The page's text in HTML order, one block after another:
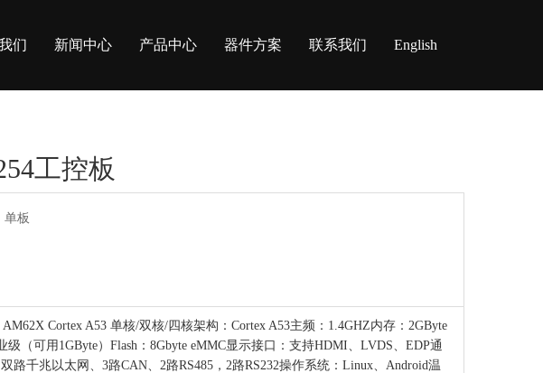
们 新闻中心 产品中心 器件方案 联系我们 English
工控板
单板
Cortex A53 单核/双核/四核架构：Cortex A53主频：1.4GHZ内存：2GByte
级（可用1GByte）Flash：8Gbyte eMMC显示接口：支持HDMI、LVDS、EDP通
路千兆以太网、3路CAN、2路RS485，2路RS232操作系统：Linux、Android温